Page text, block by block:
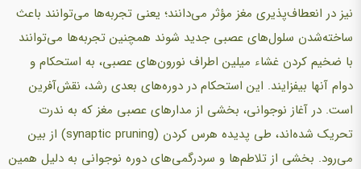
نیز در انعطاف‌پذیری مغز مؤثر می‌دانند؛ یعنی تجربه‌ها می‌توانند باعث
ساخته‌شدن سلول‌های عصبی جدید شوند همچنین تجربه‌ها می‌توانند
با ضخیم کردن غشاء میلین اطراف نورون‌های عصبی، به استحکام و
دوام آنها بیفزایند. این استحکام در دوره‌های بعدی رشد، نقش‌آفرین
است. در آغاز نوجوانی، بخشی از مدارهای عصبی مغز که به ندرت
تحریک شده‌اند، طی پدیده هرس کردن (synaptic pruning) از بین
می‌رود. بخشی از تلاطم‌ها و سردرگمی‌های دوره نوجوانی به دلیل همین